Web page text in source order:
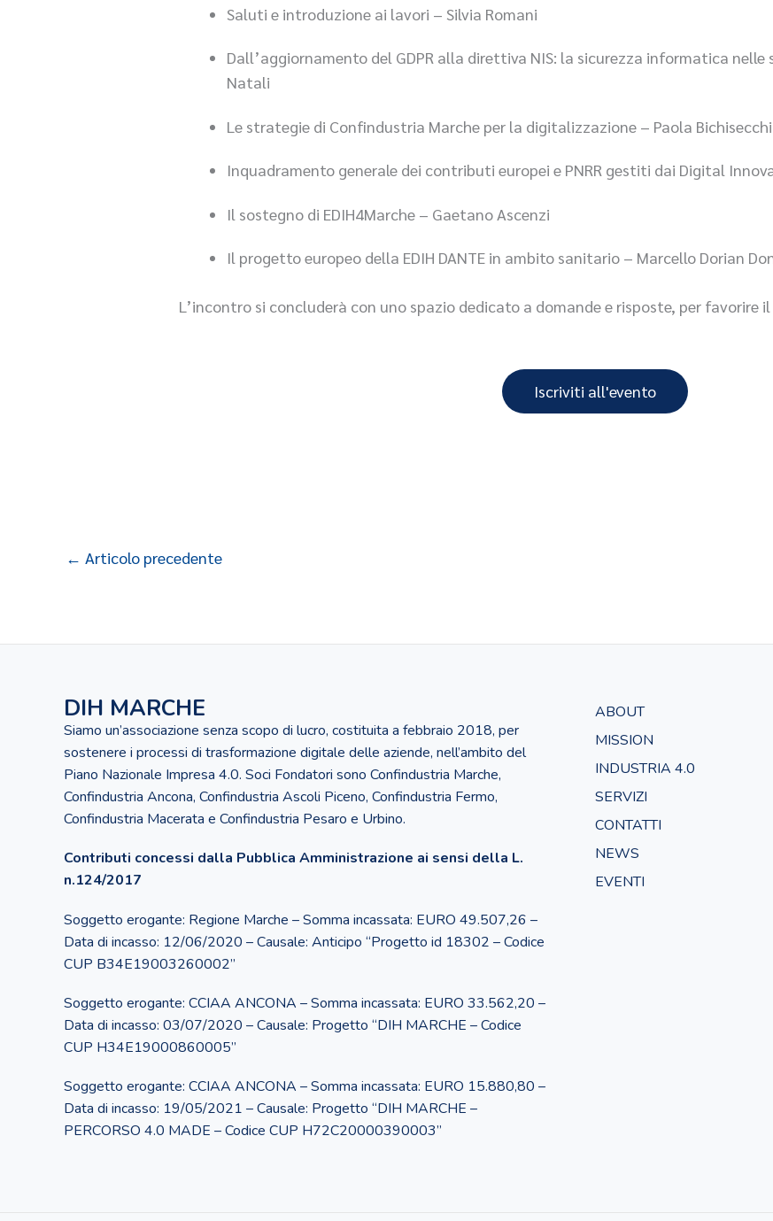
Saluti e introduzione ai lavori – Silvia Romani
Dall’aggiornamento del GDPR alla direttiva NIS: la sicurezza informatica
Natali
Le strategie di Confindustria Marche per la digitalizzazione – Paola Bichisecchi
Inquadramento generale dei contributi europei e PNRR gestiti dai Digital
Il sostegno di EDIH4Marche – Gaetano Ascenzi
Il progetto europeo della EDIH DANTE in ambito sanitario – Marcello Dorian
L’incontro si concluderà con uno spazio dedicato a domande e risposte, per
Iscriviti all'evento
← Articolo precedente
DIH MARCHE
Siamo un’associazione senza scopo di lucro, costituita a febbraio 2018, per
sostenere i processi di trasformazione digitale delle aziende, nell’ambito del
Piano Nazionale Impresa 4.0. Soci Fondatori sono Confindustria Marche,
Confindustria Ancona, Confindustria Ascoli Piceno, Confindustria Fermo,
Confindustria Macerata e Confindustria Pesaro e Urbino.
Contributi concessi dalla Pubblica Amministrazione ai sensi della L.
n.124/2017
Soggetto erogante: Regione Marche – Somma incassata: EURO 49.507,26 –
Data di incasso: 12/06/2020 – Causale: Anticipo “Progetto id 18302 – Codice
CUP B34E19003260002”
Soggetto erogante: CCIAA ANCONA – Somma incassata: EURO 33.562,20 –
Data di incasso: 03/07/2020 – Causale: Progetto “DIH MARCHE – Codice
CUP H34E19000860005”
Soggetto erogante: CCIAA ANCONA – Somma incassata: EURO 15.880,80 –
Data di incasso: 19/05/2021 – Causale: Progetto “DIH MARCHE –
PERCORSO 4.0 MADE – Codice CUP H72C20000390003”
ABOUT
MISSION
INDUSTRIA 4.0
SERVIZI
CONTATTI
NEWS
EVENTI